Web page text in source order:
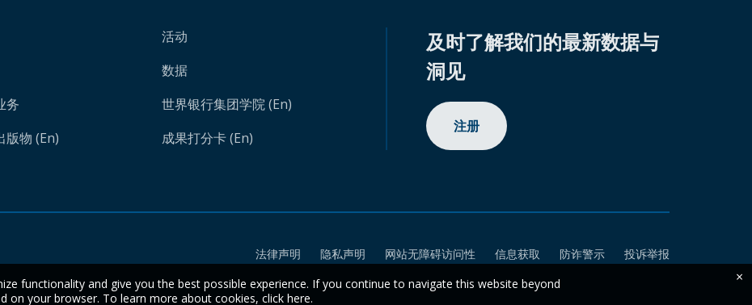
务
版物 (En)
活动
数据
世界银行集团学院 (En)
成果打分卡 (En)
及时了解我们的最新数据与
洞见
注册
法律声明 隐私声明 网站无障碍访问性 信息获取 防诈警示
投诉举报
functionality and give you the best possible experience. If you continue to navigate this website beyond
on your browser. To learn more about cookies, click here.
×